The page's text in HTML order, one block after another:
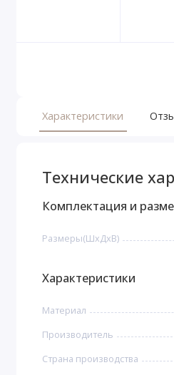
Характеристики
Технические
Комплектация и
Размеры(ШхДхВ)
Характеристики
Материал
Производитель
Страна производства